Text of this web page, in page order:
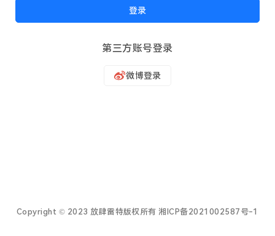
登录
第三方账号登录
Copyright © 2023 放肆雷特版权所有湘ICP备2021002587号-1